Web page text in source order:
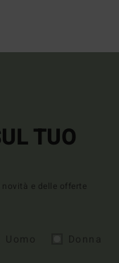
TUO
e delle offerte